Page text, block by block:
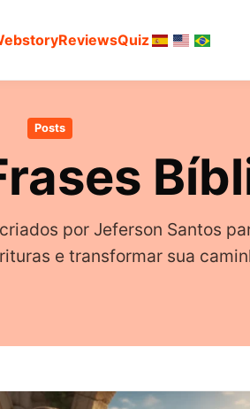
ReviewsQuiz
Posts
por Jeferson Santos
e transformar sua